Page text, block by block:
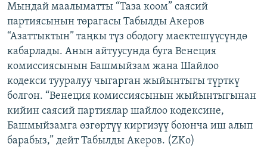
ЭЖЕ-СИҢДИЛЕР
АЗАТТЫК+
ЫҢГАЙСЫЗ СУРООЛОР
ОНЛАЙН ШЕРИНЕ
ЭЕ/АРнун бардык сайттары
Мындай маалыматты “Таза коом” саясий
партиясынын төрагасы Табылды Акеров
“Азаттыктын” таңкы түз ободогу маектешүүсүндө
кабарлады. Анын айтуусунда буга Венеция
комиссиясынын Башмыйзам жана Шайлоо
кодекси тууралуу чыгарган жыйынтыгы түрткү
болгон. “Венеция комиссиясынын жыйынтыгынан
кийин саясий партиялар шайлоо кодексине,
Башмыйзамга өзгөртүү киргизүү боюнча иш алып
барабыз,” дейт Табылды Акеров. (ZKo)